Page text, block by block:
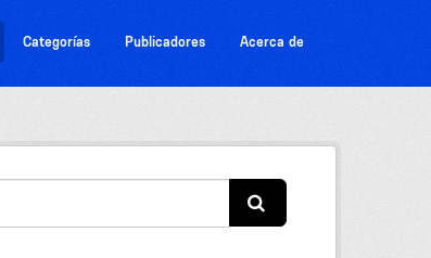
Categorías Publicadores Acerca de